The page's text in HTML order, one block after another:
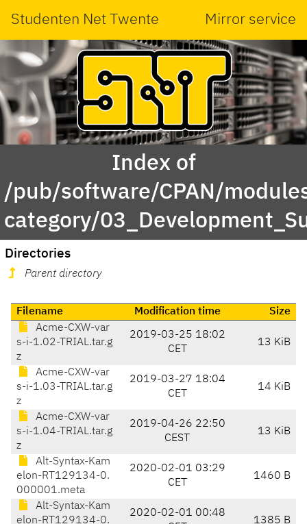
Studenten Net Twente Mirror service
Index of
/pub/software/CPAN/
category/
Directories
Parent directory
Filename Modification time
Size
Acme-CXW-var
s-i-1.02-TRIAL.tar.g
z
2019-03-25 18:02
CET
13 KiB
Acme-CXW-var
s-i-1.03-TRIAL.tar.g
z
2019-03-27 18:04
CET
14 KiB
Acme-CXW-var
s-i-1.04-TRIAL.tar.g
z
2019-04-26 22:50
CEST
13 KiB
Alt-Syntax-Kam
elon-RT129134-0.
000001.meta
2020-02-01 03:29
CET
1460 B
Alt-Syntax-Kam
elon-RT129134-0.
2020-02-01 00:48
1385 B